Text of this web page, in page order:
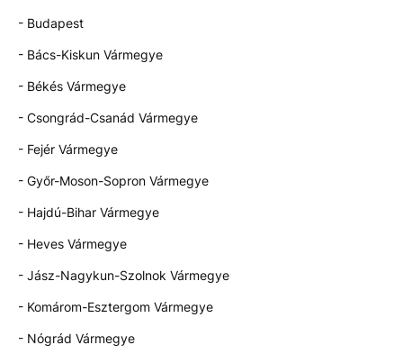
- Budapest
- Bács-Kiskun Vármegye
- Békés Vármegye
- Csongrád-Csanád Vármegye
- Fejér Vármegye
- Győr-Moson-Sopron Vármegye
- Hajdú-Bihar Vármegye
- Heves Vármegye
- Jász-Nagykun-Szolnok Vármegye
- Komárom-Esztergom Vármegye
- Nógrád Vármegye